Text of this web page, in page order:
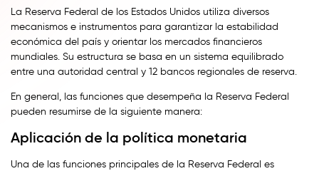
La Reserva Federal de los Estados Unidos utiliza diversos
mecanismos e instrumentos para garantizar la estabilidad
económica del país y orientar los mercados financieros
mundiales. Su estructura se basa en un sistema equilibrado
entre una autoridad central y 12 bancos regionales de reserva.
En general, las funciones que desempeña la Reserva Federal
pueden resumirse de la siguiente manera:
Aplicación de la política monetaria
Una de las funciones principales de la Reserva Federal es